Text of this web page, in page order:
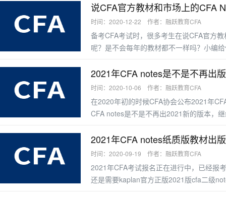
说CFA官方教材和市场上的CFA
时间：2020-12-22 作者：融跃教育CFA
备考CFA考试时，很多考生在说CFA官方
呢？是不会每年的教材都不一样吗？小编
2021年CFA notes是不是不再
时间：2020-10-06 作者：融跃教育CFA
在2020年初的时候CFA协会公布2021年
CFA notes是不是不再出2021新的版本，
2021年CFA notes纸质版教材出
时间：2020-09-19 作者：融跃教育CFA
2021年CFA考试报名正在进行中，已经报
还是需要kaplan官方正版2021版cfa二级